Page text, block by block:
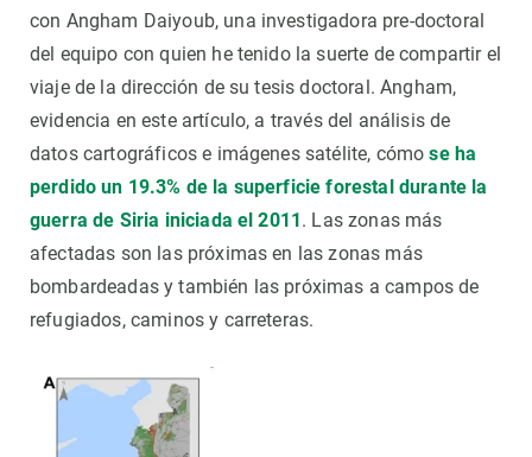
con Angham Daiyoub, una investigadora pre-doctoral
del equipo con quien he tenido la suerte de compartir el
viaje de la dirección de su tesis doctoral. Angham,
evidencia en este artículo, a través del análisis de
datos cartográficos e imágenes satélite, cómose ha
perdido un 19.3% de la superficie forestal durante la
guerra de Siria iniciada el 2011. Las zonas más
afectadas son las próximas en las zonas más
bombardeadas y también las próximas a campos de
refugiados, caminos y carreteras.